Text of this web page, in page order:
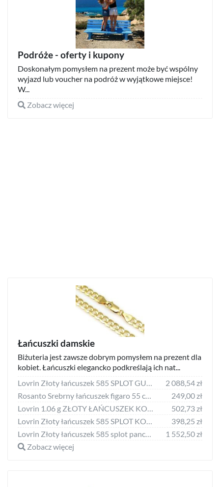
Podróże - oferty i kupony
Doskonałym pomysłem na prezent może być wspólny
wyjazd lub voucher na podróż w wyjątkowe miejsce!
W...
Zobacz więcej
Łańcuszki damskie
Biżuteria jest zawsze dobrym pomysłem na prezent dla
kobiet. Łańcuszki elegancko podkreślają ich nat...
Lovrin Złoty łańcuszek 585 SPLOT GUCCI Z BLASZKAMI 45cm 4,35g
2 088,54 zł
Rosanto Srebrny łańcuszek figaro 55 cm 925
249,00 zł
Lovrin 1.06 g ZŁOTY ŁAŃCUSZEK KOSTKA 585 PEŁNE ZŁOTO 45 CM PREZENT
502,73 zł
Lovrin Złoty łańcuszek 585 SPLOT KOSTKA 40CM 0,77g
398,25 zł
Lovrin Złoty łańcuszek 585 splot pancerka z nacięciem 60 cm 3,24 g
1 552,50 zł
Zobacz więcej